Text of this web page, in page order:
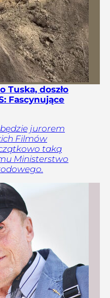
Tuska, doszło
Fascynujące
jurorem
Filmów
taką
Ministerstwo